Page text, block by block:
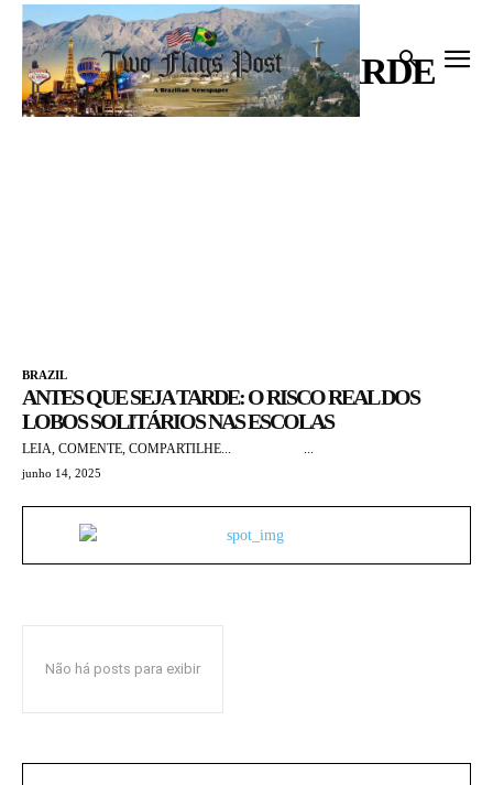
Início Tags Antes que seja tarde
ANTES QUE SEJA TARDE
BRAZIL
ANTES QUE SEJA TARDE: O RISCO REAL DOS
LOBOS SOLITÁRIOS NAS ESCOLAS
LEIA, COMENTE, COMPARTILHE... ...
junho 14, 2025
Não há posts para exibir